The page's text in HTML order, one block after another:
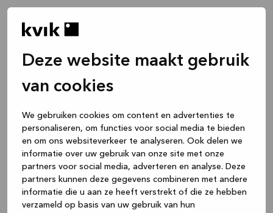
Deze website maakt gebruik
van cookies
We gebruiken cookies om content en advertenties te
personaliseren, om functies voor social media te bieden
en om ons websiteverkeer te analyseren. Ook delen we
informatie over uw gebruik van onze site met onze
partners voor social media, adverteren en analyse. Deze
partners kunnen deze gegevens combineren met andere
informatie die u aan ze heeft verstrekt of die ze hebben
verzameld op basis van uw gebruik van hun